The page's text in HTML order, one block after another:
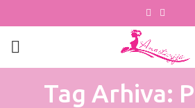
Tag Arhiva: